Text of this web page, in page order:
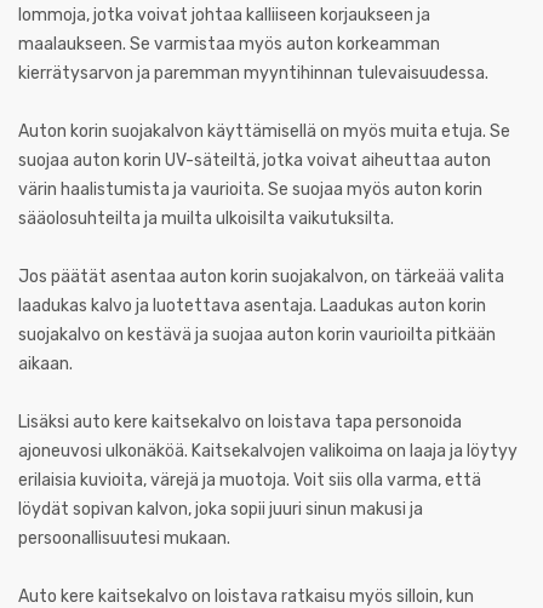
lommoja, jotka voivat johtaa kalliiseen korjaukseen ja
maalaukseen. Se varmistaa myös auton korkeamman
kierrätysarvon ja paremman myyntihinnan tulevaisuudessa.
Auton korin suojakalvon käyttämisellä on myös muita etuja. Se
suojaa auton korin UV-säteiltä, jotka voivat aiheuttaa auton
värin haalistumista ja vaurioita. Se suojaa myös auton korin
sääolosuhteilta ja muilta ulkoisilta vaikutuksilta.
Jos päätät asentaa auton korin suojakalvon, on tärkeää valita
laadukas kalvo ja luotettava asentaja. Laadukas auton korin
suojakalvo on kestävä ja suojaa auton korin vaurioilta pitkään
aikaan.
Lisäksi auto kere kaitsekalvo on loistava tapa personoida
ajoneuvosi ulkonäköä. Kaitsekalvojen valikoima on laaja ja löytyy
erilaisia kuvioita, värejä ja muotoja. Voit siis olla varma, että
löydät sopivan kalvon, joka sopii juuri sinun makusi ja
persoonallisuutesi mukaan.
Auto kere kaitsekalvo on loistava ratkaisu myös silloin, kun